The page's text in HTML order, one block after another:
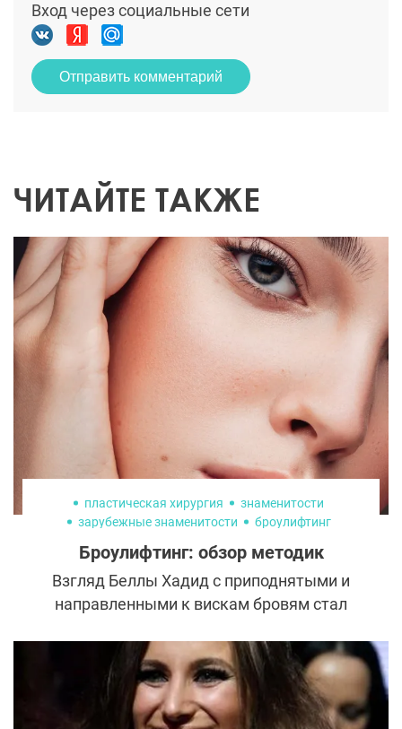
Вход через социальные сети
Отправить комментарий
ЧИТАЙТЕ ТАКЖЕ
пластическая хирургия
знаменитости
зарубежные знаменитости
броулифтинг
Броулифтинг: обзор методик
Взгляд Беллы Хадид с приподнятыми и
направленными к вискам бровям стал
прошлого года. Однако обычным
девушкам для их обретения часто
требуется процедура броулифтинга. К тому
же она помогает избавиться от